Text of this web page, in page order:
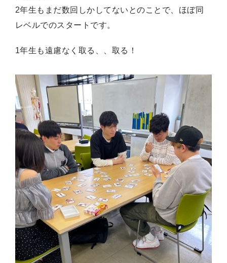
2年生もまだ数回しかしてないとのことで、ほぼ同
レベルでのスタートです。
1年生も遠慮なく取る、、取る！